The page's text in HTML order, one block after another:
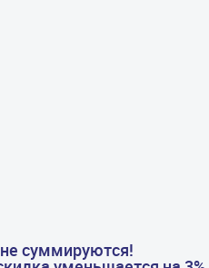
суммируются!